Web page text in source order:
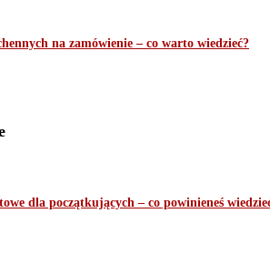
na zamówienie – co warto wiedzieć?
dla początkujących – co powinieneś